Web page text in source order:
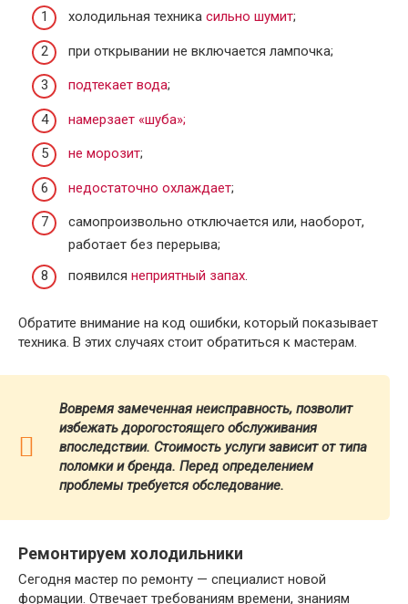
холодильная техника сильно шумит;
при открывании не включается лампочка;
подтекает вода;
намерзает «шуба»;
не морозит;
недостаточно охлаждает;
самопроизвольно отключается или, наоборот,
работает без перерыва;
появился неприятный запах.
Обратите внимание на код ошибки, который показывает
техника. В этих случаях стоит обратиться к мастерам.
Вовремя замеченная неисправность, позволит
избежать дорогостоящего обслуживания
впоследствии. Стоимость услуги зависит от типа
поломки и бренда. Перед определением
проблемы требуется обследование.
Ремонтируем холодильники
Сегодня мастер по ремонту — специалист новой
формации. Отвечает требованиям времени, знаниям